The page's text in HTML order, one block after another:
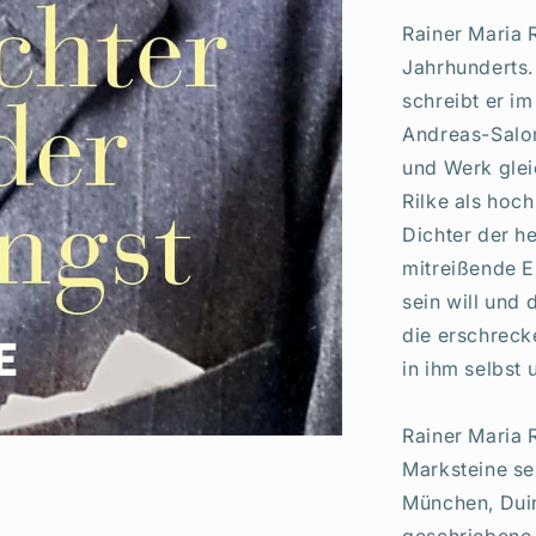
Rainer Maria
schreibt er
Andreas-
und Werk
Rilke als
Dichter der
mitreißende
sein will und
die
in ihm selbst
Rainer Maria
Marksteine
München,